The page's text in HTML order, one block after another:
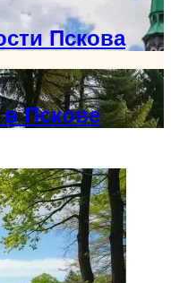
Пскова
Пскове